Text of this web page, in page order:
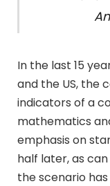
In the last 15
and the US, the
indicators of a
mathematics
emphasis on
half later, as
the scenario